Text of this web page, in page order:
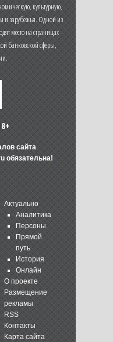
культурную,
и зарубежья. Одной из
место на страницах
банковской сферы,
сайта
обязательна!
Актуально
Аналитика
Персоны
Прямой
путь
История
Онлайн
О проекте
Размещение
рекламы
RSS
Контакты
Карта сайта